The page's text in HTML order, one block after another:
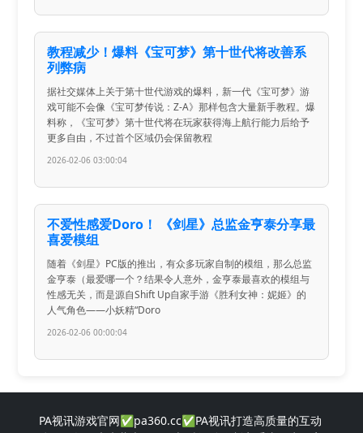
教程减少！爆料《宝可梦》第十世代将改善系
列弊病
据社交媒体上关于第十世代游戏的爆料，新一代《宝可梦》游
戏可能不会像《宝可梦传说：Z-A》那样包含大量新手教程。爆
料称，《宝可梦》第十世代将在玩家获得海上航行能力后给予
更多自由，不过首个区域仍会保留教程
2026-02-06 03:00:04
不爱性感爱Doro！ 《剑星》总监金亨泰分享最
喜爱模组
随着《剑星》PC版的推出，有众多玩家自制的模组，那么总监
金亨泰（最爱哪一个？结果令人意外，金亨泰最喜欢的模组与
性感无关，而是源自Shift Up自家手游《胜利女神：妮姬》的
人气角色——小妖精“Doro
2026-02-06 00:00:04
PA视讯游戏官网✅pa360.cc✅PA视讯打造高质量的互动